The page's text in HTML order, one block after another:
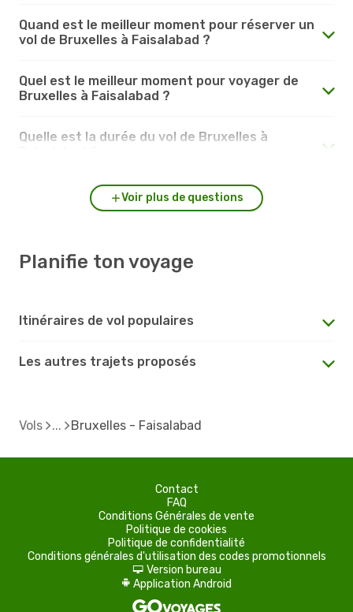
Quand est le meilleur moment pour réserver un
vol de Bruxelles à Faisalabad ?
Quel est le meilleur moment pour voyager de
Bruxelles à Faisalabad ?
Quelle est la durée du vol de Bruxelles à
Voir plus de questions
Planifie ton voyage
Itinéraires de vol populaires
Les autres trajets proposés
Vols Bruxelles - Faisalabad
Contact
FAQ
Conditions Générales de vente
Politique de cookies
Politique de confidentialité
Conditions générales d'utilisation des codes promotionnels
d Version bureau
A Application Android